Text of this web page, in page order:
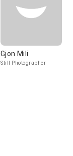
Gjon Mili
Still Photographer